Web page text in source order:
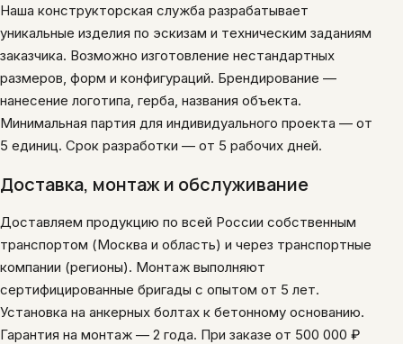
Наша конструкторская служба разрабатывает
уникальные изделия по эскизам и техническим заданиям
заказчика. Возможно изготовление нестандартных
размеров, форм и конфигураций. Брендирование —
нанесение логотипа, герба, названия объекта.
Минимальная партия для индивидуального проекта — от
5 единиц. Срок разработки — от 5 рабочих дней.
Доставка, монтаж и обслуживание
Доставляем продукцию по всей России собственным
транспортом (Москва и область) и через транспортные
компании (регионы). Монтаж выполняют
сертифицированные бригады с опытом от 5 лет.
Установка на анкерных болтах к бетонному основанию.
Гарантия на монтаж — 2 года. При заказе от 500 000 ₽